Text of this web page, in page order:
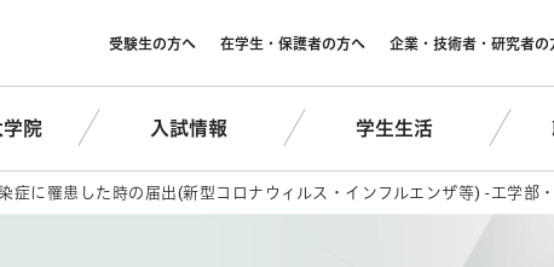
受験生の方へ 在学生・保護者の方へ 企業・技術者・研究者の
院 入試情報 学生生活
症に罹患した時の届出(新型コロナウィルス・インフルエンザ等) -工学部